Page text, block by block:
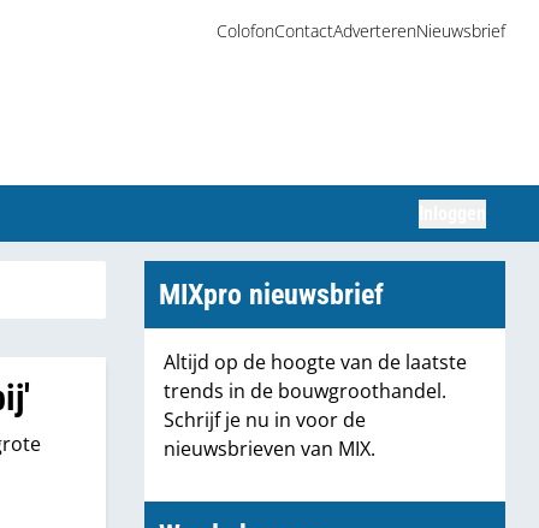
ColofonContactAdverterenNieuwsbrief
MIXpro nieuwsbrief
Altijd op de hoogte van de laatste
trends in de bouwgroothandel.
Schrijf je nu in voor de
nieuwsbrieven van MIX.